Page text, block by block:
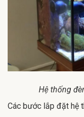
Hệ thống
Các bước lắp đặt hệ